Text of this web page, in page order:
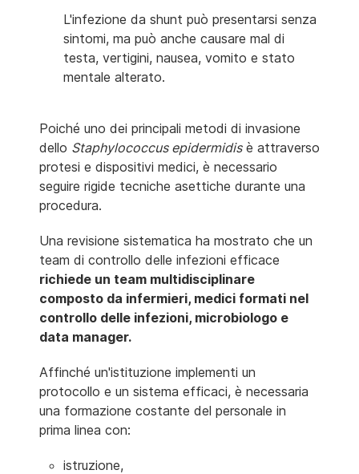
L'infezione da shunt può presentarsi senza
sintomi, ma può anche causare mal di
testa, vertigini, nausea, vomito e stato
mentale alterato.
Poiché uno dei principali metodi di invasione
dello Staphylococcus epidermidisè attraverso
protesi e dispositivi medici, è necessario
seguire rigide tecniche asettiche durante una
procedura.
Una revisione sistematica ha mostrato che un
team di controllo delle infezioni efficace
richiede un team multidisciplinare
composto da infermieri, medici formati nel
controllo delle infezioni, microbiologo e
data manager.
Affinché un'istituzione implementi un
protocollo e un sistema efficaci, è necessaria
una formazione costante del personale in
prima linea con:
istruzione,